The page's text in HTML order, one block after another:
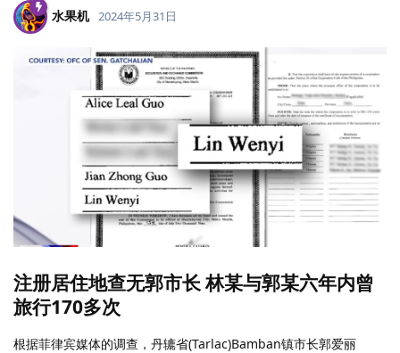
水果机 2024年5月31日
注册居住地查无郭市长 林某与郭某六年内曾
旅行170多次
根据菲律宾媒体的调查，丹辘省(Tarlac)Bamban镇市长郭爱丽